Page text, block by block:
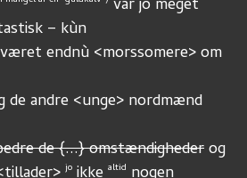
var jo meget
– kùn
været endnù <morssomere> om
de andre <unge> nordmænd
de {...} omstændigheder og
jo altid